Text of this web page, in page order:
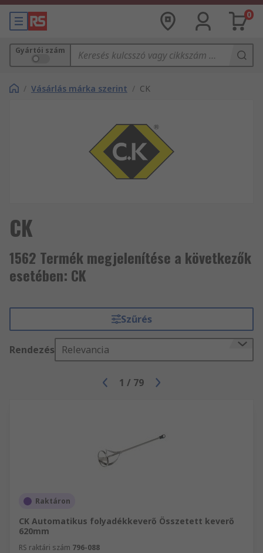
0
Gyártói szám
/ Vásárlás márka szerint / CK
CK
1562 Termék megjelenítése a következők
esetében: CK
Szűrés
Rendezés Relevancia
1 / 79
Raktáron
CK Automatikus folyadékkeverő Összetett keverő
620mm
RS raktári szám 796-088